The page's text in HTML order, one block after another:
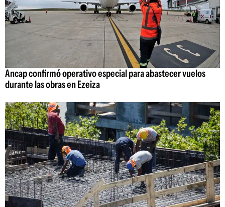
Ancap confirmó operativo especial para abastecer vuelos
durante las obras en Ezeiza